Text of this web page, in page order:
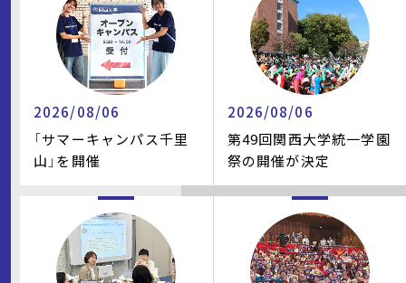
2026/08/06
「サマーキャンパス千里
山」を開催
2026/08/06
第49回関西大学統一学園
祭の開催が決定